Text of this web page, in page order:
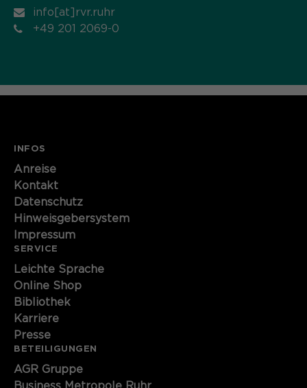
info[at]rvr.ruhr
+49 201 2069-0
INFOS
Anreise
Kontakt
Datenschutz
Hinweisgebersystem
Impressum
SERVICE
Leichte Sprache
Online Shop
Bibliothek
Karriere
Presse
BETEILIGUNGEN
AGR Gruppe